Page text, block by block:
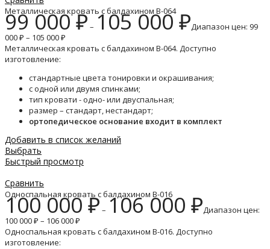
Металлическая кровать с балдахином B-064
99 000₽– 105 000₽Диапазон цен: 99
000 ₽ – 105 000 ₽
Металлическая кровать с балдахином B-064. Доступно
изготовление:
стандартные цвета тонировки и окрашивания;
с одной или двумя спинками;
тип кровати - одно- или двуспальная;
размер – стандарт, нестандарт;
ортопедическое основание входит в комплект
Добавить в список желаний
Выбрать
Быстрый просмотр
Сравнить
Односпальная кровать с балдахином B-016
100 000₽– 106 000 ₽Диапазон цен:
100 000 ₽ – 106 000 ₽
Односпальная кровать с балдахином B-016. Доступно
изготовление: